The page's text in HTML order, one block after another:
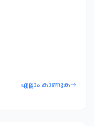
എല്ലാം കാണുക